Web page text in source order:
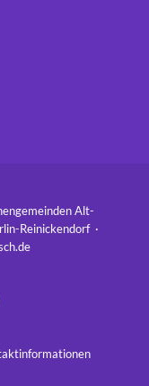
Alt-
Reinickendorf ·